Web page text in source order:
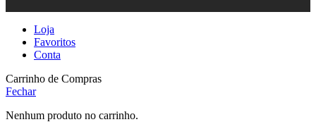
Loja
Favoritos
Conta
Carrinho de Compras
Fechar
Nenhum produto no carrinho.